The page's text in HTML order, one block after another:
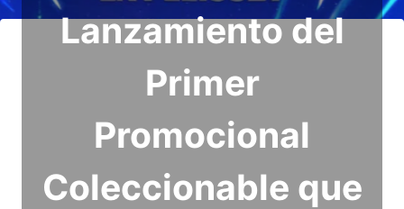
Lanzamiento del
Primer
Promocional
Coleccionable que